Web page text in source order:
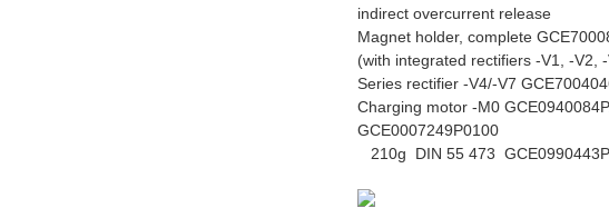
indirect overcurrent release
Magnet holder, complete
(with integrated rectifiers -V1, -V2,
Series rectifier -V4/-V7
Charging motor -M0
GCE0007249P0100
210g DIN 55 473